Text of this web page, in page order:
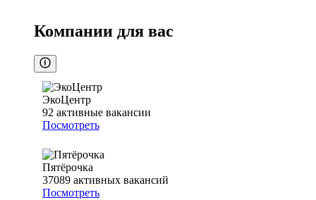
Компании для вас
ЭкоЦентр
92 активные вакансии
Посмотреть
Пятёрочка
37089 активных вакансий
Посмотреть